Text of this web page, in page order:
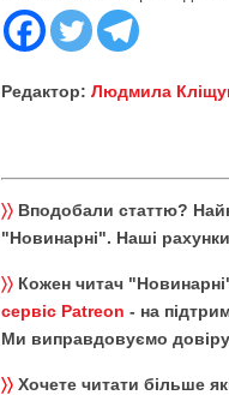
Редактор: Людмила
〉〉 Вподобали статтю?
"Новинарні". Наші
〉〉 Кожен читач
сервіс Patreon - на
Ми виправдовуємо
〉〉 Хочете читати більше